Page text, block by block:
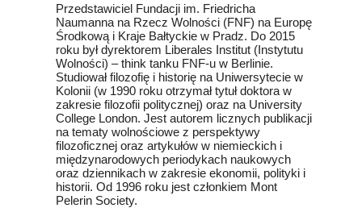
Przedstawiciel Fundacji im. Friedricha
Naumanna na Rzecz Wolności (FNF) na Europę
Środkową i Kraje Bałtyckie w Pradz. Do 2015
roku był dyrektorem Liberales Institut (Instytutu
Wolności) – think tanku FNF-u w Berlinie.
Studiował filozofię i historię na Uniwersytecie w
Kolonii (w 1990 roku otrzymał tytuł doktora w
zakresie filozofii politycznej) oraz na University
College London. Jest autorem licznych publikacji
na tematy wolnościowe z perspektywy
filozoficznej oraz artykułów w niemieckich i
międzynarodowych periodykach naukowych
oraz dziennikach w zakresie ekonomii, polityki i
historii. Od 1996 roku jest członkiem Mont
Pelerin Society.